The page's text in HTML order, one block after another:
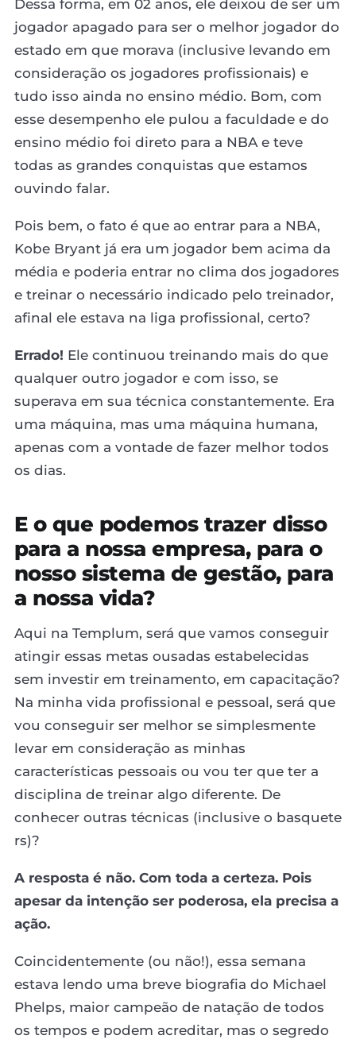
Dessa forma, em 02 anos, ele deixou de ser um
jogador apagado para ser o melhor jogador do
estado em que morava (inclusive levando em
consideração os jogadores profissionais) e
tudo isso ainda no ensino médio. Bom, com
esse desempenho ele pulou a faculdade e do
ensino médio foi direto para a NBA e teve
todas as grandes conquistas que estamos
ouvindo falar.
Pois bem, o fato é que ao entrar para a NBA,
Kobe Bryant já era um jogador bem acima da
média e poderia entrar no clima dos jogadores
e treinar o necessário indicado pelo treinador,
afinal ele estava na liga profissional, certo?
Errado! Ele continuou treinando mais do que
qualquer outro jogador e com isso, se
superava em sua técnica constantemente. Era
uma máquina, mas uma máquina humana,
apenas com a vontade de fazer melhor todos
os dias.
E o que podemos trazer disso
para a nossa empresa, para o
nosso sistema de gestão, para
a nossa vida?
Aqui na Templum, será que vamos conseguir
atingir essas metas ousadas estabelecidas
sem investir em treinamento, em capacitação?
Na minha vida profissional e pessoal, será que
vou conseguir ser melhor se simplesmente
levar em consideração as minhas
características pessoais ou vou ter que ter a
disciplina de treinar algo diferente. De
conhecer outras técnicas (inclusive o basquete
rs)?
A resposta é não. Com toda a certeza. Pois
apesar da intenção ser poderosa, ela precisa a
ação.
Coincidentemente (ou não!), essa semana
estava lendo uma breve biografia do Michael
Phelps, maior campeão de natação de todos
os tempos e podem acreditar, mas o segredo